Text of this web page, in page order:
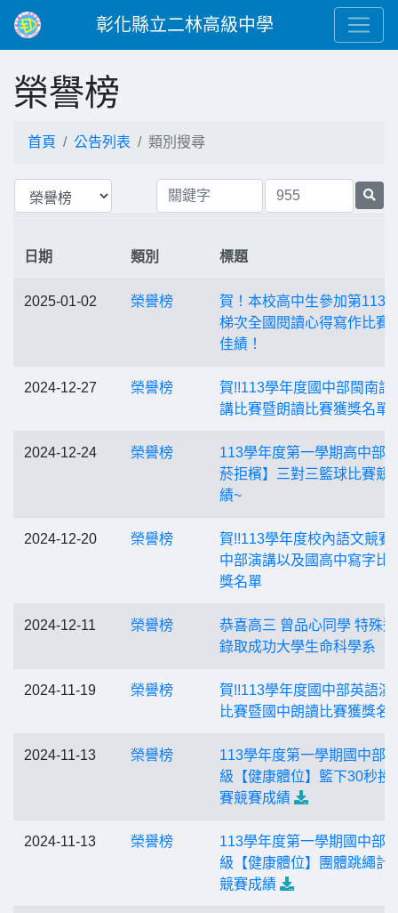
彰化縣立二林高級中學
榮譽榜
首頁 公告列表 類別搜尋
日期 類別 標題
2025-01-02 榮譽榜
賀！本校高中生參加第
梯次全國閱讀心得寫作比賽
佳績！
2024-12-27 榮譽榜
賀!!113學年度國中部閩南語
講比賽暨朗讀比賽獲獎名單
2024-12-24 榮譽榜
113學年度第一學期高中部
菸拒檳】三對三籃球比賽競
績~
2024-12-20 榮譽榜
賀!!113學年度校內語文競賽
中部演講以及國高中寫字比
獎名單
2024-12-11 榮譽榜
恭喜高三 曾品心同學 特殊
錄取成功大學生命科學系
2024-11-19 榮譽榜
賀!!113學年度國中部英語演
比賽暨國中朗讀比賽獲獎名
2024-11-13 榮譽榜
113學年度第一學期國中部
級【健康體位】籃下30秒投
賽競賽成績
2024-11-13 榮譽榜
113學年度第一學期國中部
級【健康體位】團體跳繩計
競賽成績